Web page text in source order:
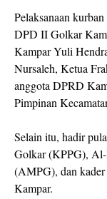
Pelaksanaan
DPD II Golkar
Kampar Yuli
Nursaleh, Ketua
anggota DPRD
Pimpinan
Selain itu, hadir
Golkar (KPPG),
(AMPG), dan
Kampar.